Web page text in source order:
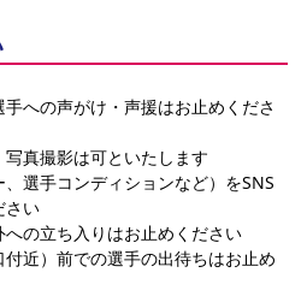
パーク セレッソフットサルパーク長居
YANMAR HANASAKA STADIUM
のサッカースクール
他スポーツクラブ
への声がけ・声援はお止めくださ
写真撮影は可といたします
選手コンディションなど）をSNS
さい
への立ち入りはお止めください
付近）前での選手の出待ちはお止め